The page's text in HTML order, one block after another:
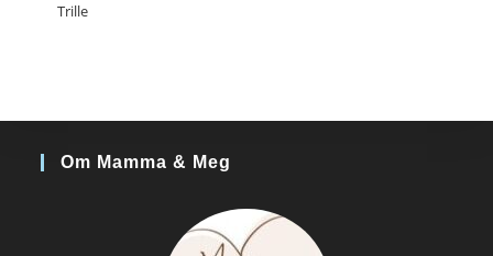
Trille
Om Mamma & Meg